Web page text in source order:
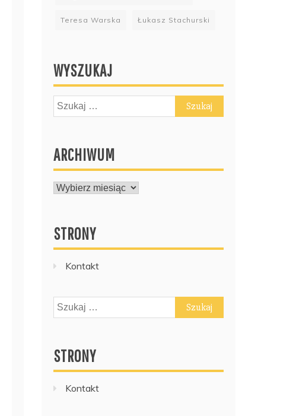
Teresa Warska Łukasz Stachurski
WYSZUKAJ
Szukaj:
ARCHIWUM
ARCHIWUM
STRONY
Kontakt
Szukaj:
STRONY
Kontakt